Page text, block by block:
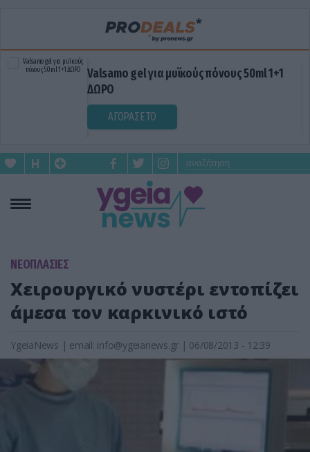
Valsamo gel για μυϊκούς πόνους 50ml 1+1
ΔΩΡΟ
ΑΓΟΡΑΣΕ ΤΟ
ΝΕΟΠΛΑΣΙΕΣ
Χειρουργικό νυστέρι εντοπίζει
άμεσα τον καρκινικό ιστό
YgeiaNews | email: info@ygeianews.gr | 06/08/2013 - 12:39